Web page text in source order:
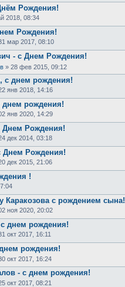
Рождения!
2018, 08:34
Рождения!
мар 2017, 08:10
- с Днем Рождения!
» 28 фев 2015, 09:12
с днем рождения!
янв 2018, 14:16
днем рождения!
янв 2020, 14:29
Днем Рождения!
дек 2014, 03:18
Днем Рождения!
дек 2015, 21:06
!
Каракозова с рождением сына!
ноя 2020, 20:02
днем рождения!
окт 2017, 16:11
рождения!
окт 2017, 16:24
- с днем рождения!
окт 2017, 08:21